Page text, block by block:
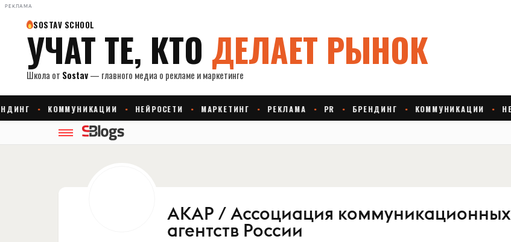
РЕКЛАМА
АКАР / Ассоциация коммуникационных
агентств России